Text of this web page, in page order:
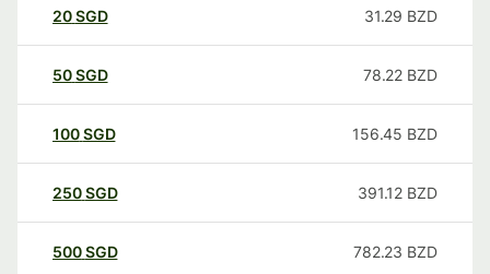
20SGD 31.29 BZD
50SGD 78.22 BZD
100SGD 156.45 BZD
250SGD 391.12 BZD
500SGD 782.23 BZD